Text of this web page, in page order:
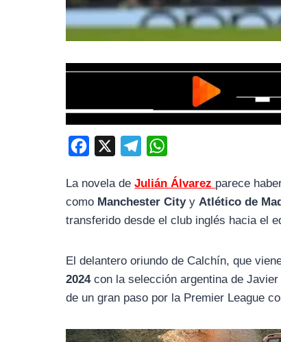
c
e
b
l
e
g
a
t
s
La novela deJulián Álvarez parece
como Manchester CityyAtlético de
transferido desde el club inglés hacia el
El delantero oriundo de Calchín, que
2024con la selección argentina de
de un gran paso por la Premier League